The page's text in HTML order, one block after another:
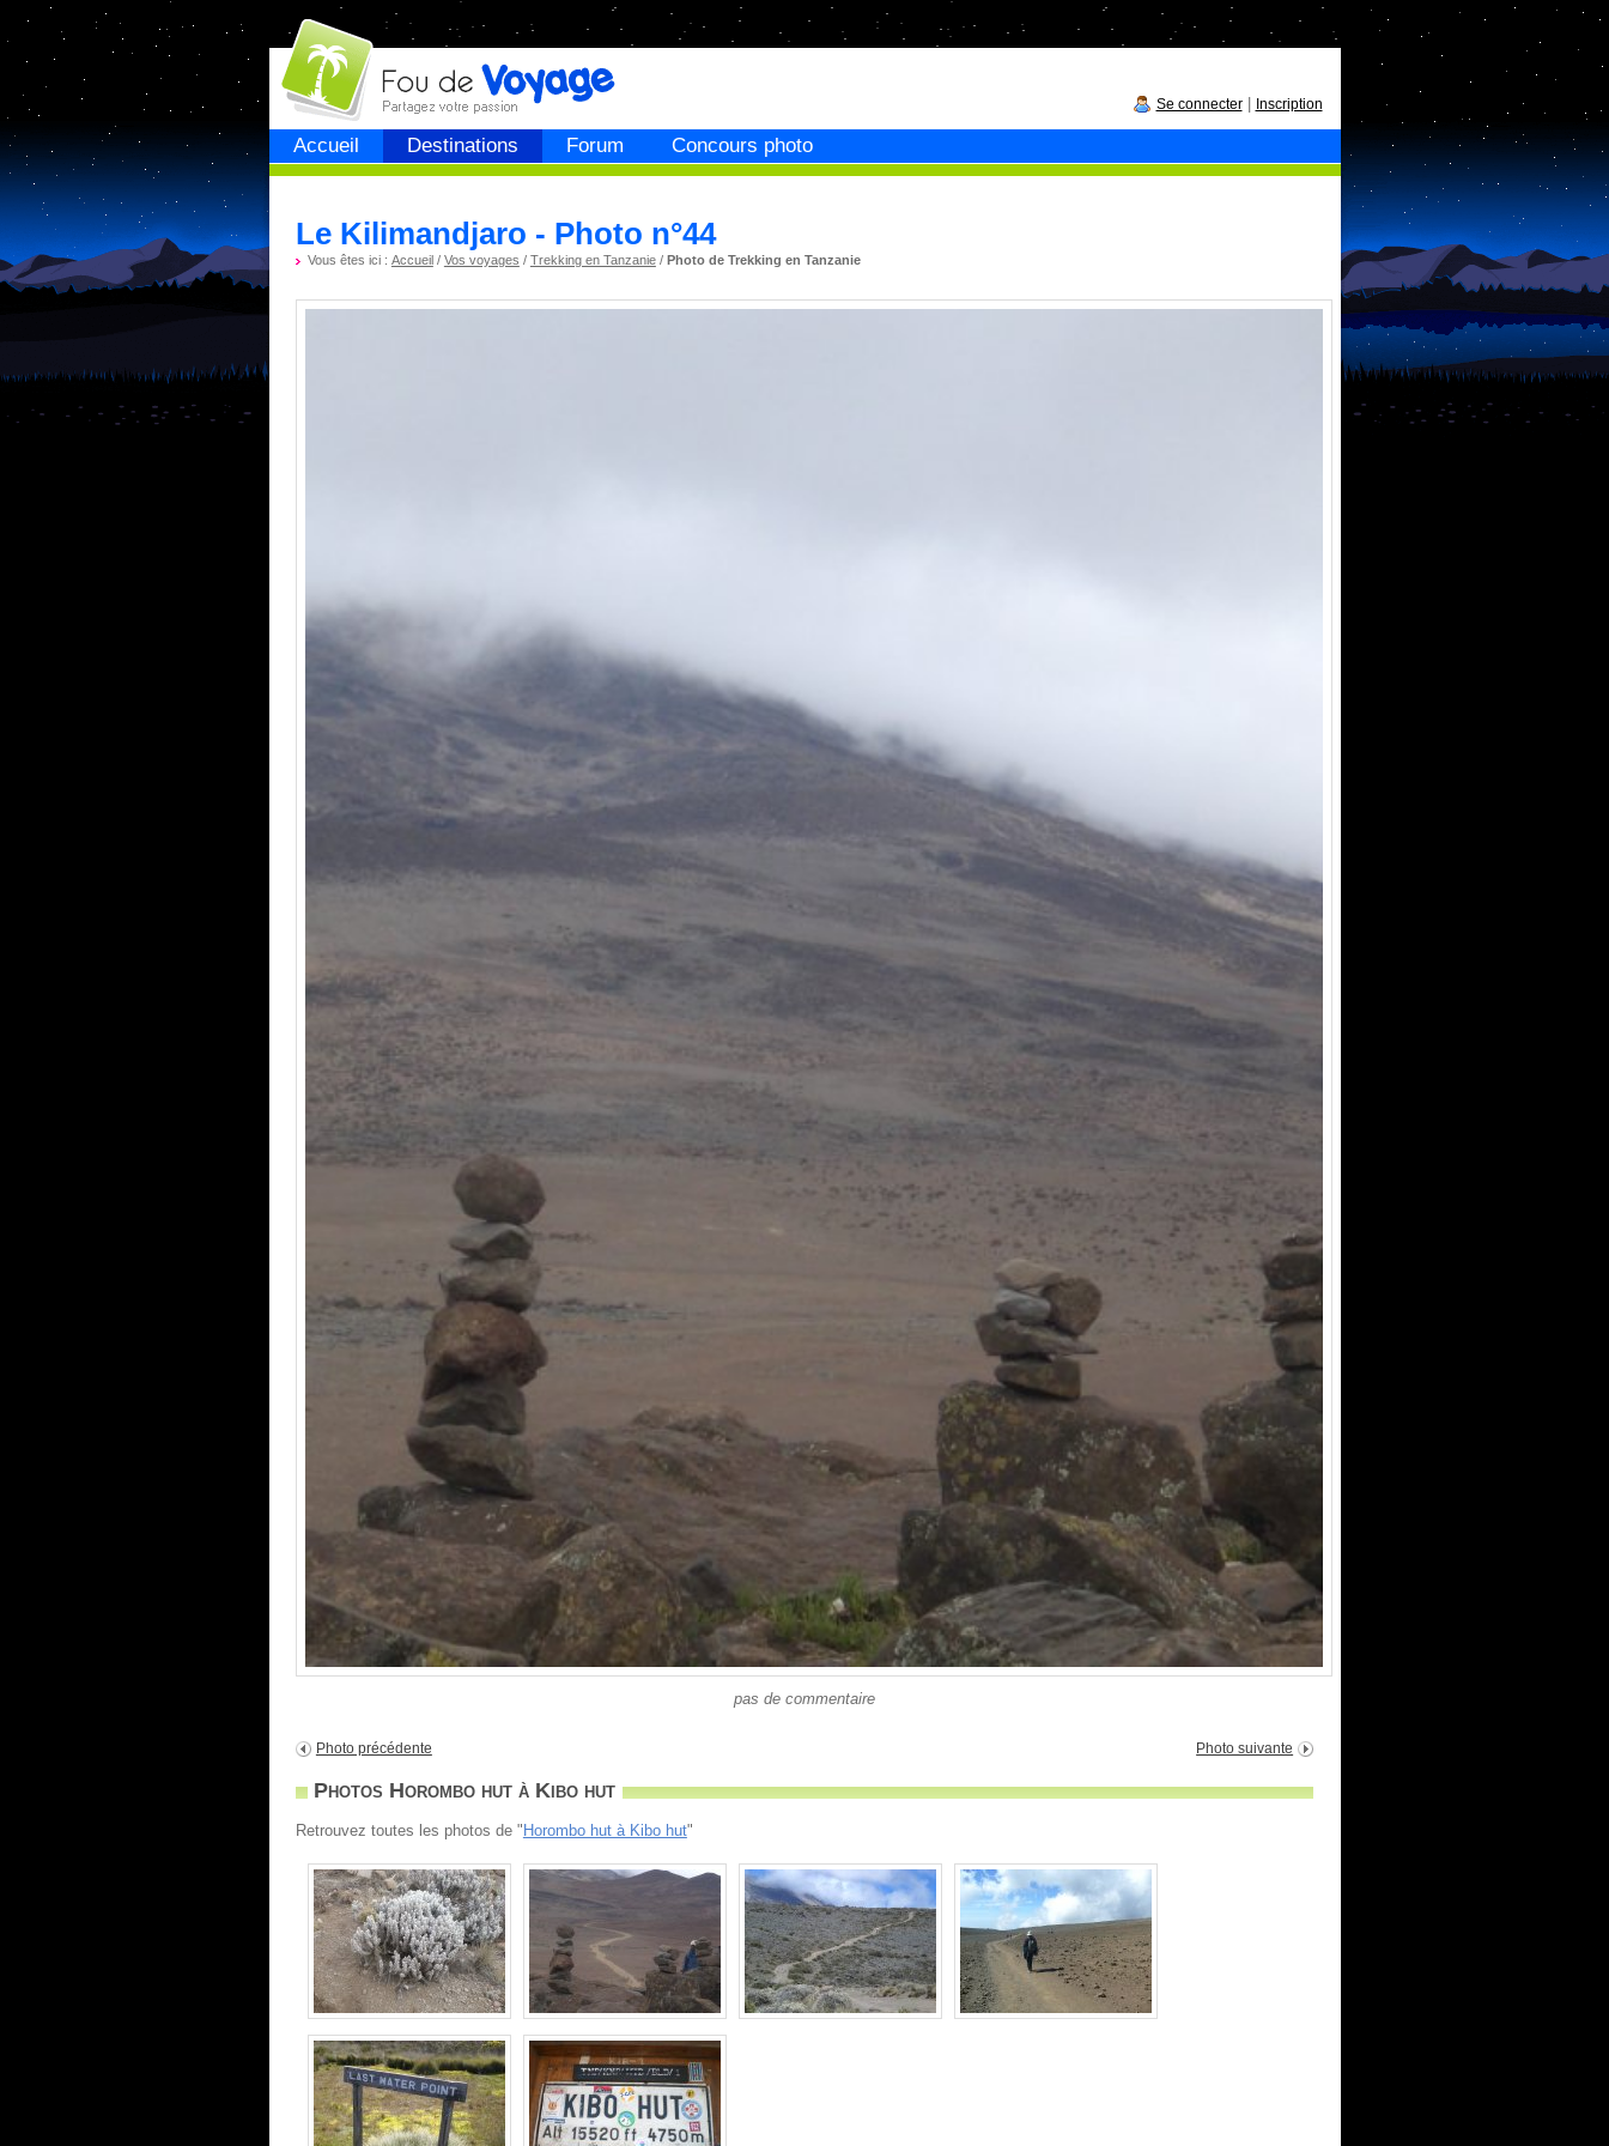
Accueil Destinations Forum Concours photo
Fou devoyage
Se connecter| Inscription
Le Kilimandjaro - Photo n°44
Vous êtes ici : Accueil/ Vos voyages / Trekking en Tanzanie/ Photo de Trekking en Tanzanie
pas de commentaire
Photo précédente Photo suivante
Photos Horombo hut à Kibo hut
Retrouvez toutes les photos de "Horombo hut à Kibo hut"